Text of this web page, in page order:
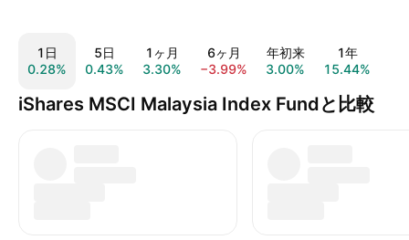
1日
0.28%
5日
0.43%
1ヶ月
3.30%
6ヶ月
−3.99%
年初来
3.00%
1年
15.44%
iShares MSCI Malaysia Index Fundと比較